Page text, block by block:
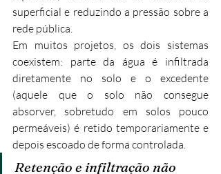
superficial e reduzindo a pressão sobre a
rede pública.
Em muitos projetos, os dois sistemas
coexistem: parte da água é infiltrada
diretamente no solo e o excedente
(aquele que o solo não consegue
absorver, sobretudo em solos pouco
permeáveis) é retido temporariamente e
depois escoado de forma controlada.
Retenção e infiltração não